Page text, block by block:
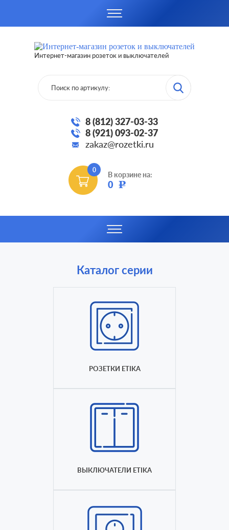
Интернет-магазин розеток и выключателей
8 (812) 327-03-33
8 (921) 093-02-37
zakaz@rozetki.ru
0
В корзине на:
0 Р
Каталог серии
РОЗЕТКИ ETIKA
ВЫКЛЮЧАТЕЛИ ETIKA